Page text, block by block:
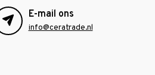
E-mail ons
info@ceratrade.nl